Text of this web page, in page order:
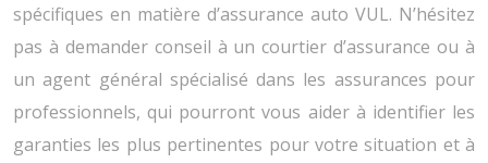
spécifiques en matière d’assurance auto VUL. N’hésitez
pas à demander conseil à un courtier d’assurance ou à
un agent général spécialisé dans les assurances pour
professionnels, qui pourront vous aider à identifier les
garanties les plus pertinentes pour votre situation et à